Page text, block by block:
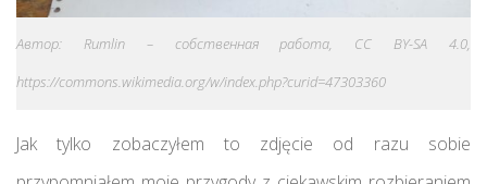
Автор: Rumlin – собственная работа, CC BY-SA 4.0,
https://commons.wikimedia.org/w/index.php?curid=47303360
Jak tylko zobaczyłem to zdjęcie od razu sobie